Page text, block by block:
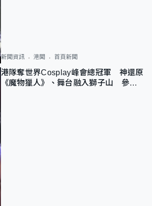
新聞資訊 港聞 首頁新聞
港隊奪世界Cosplay峰會總冠軍 神還原
《魔物獵人》、舞台融入獅子山 參賽